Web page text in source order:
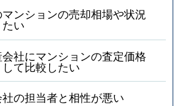
ンションの売却相場や状況
い
社にマンションの査定価格
て比較したい
の担当者と相性が悪い